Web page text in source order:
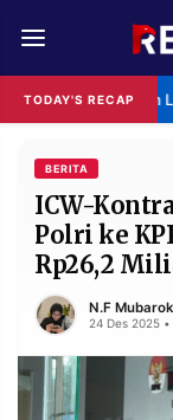
TODAY'S RECAP
Layanan Haji
REDAKSI
RESOLUSI
RUBRIKASI
EDITORIAL
FINANSIA
DAERAH
MANCA
BERITA
ICW-
Polri ke
Rp26,2
N.F Mubarok
24 Des 2025